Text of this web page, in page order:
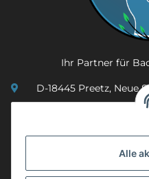
Alle
Ihr Partner für
D-18445 Preetz, Neue
info@mobility-in-
Informationen